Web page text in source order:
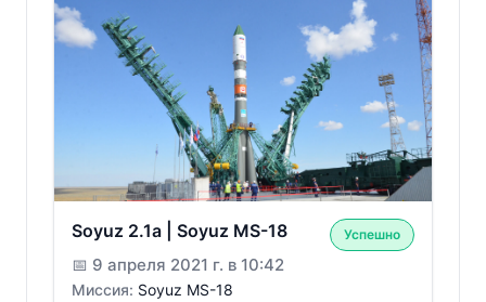
Soyuz 2.1a | Soyuz MS-18 Успешно
📅 9 апреля 2021 г. в 10:42
Миссия: Soyuz MS-18